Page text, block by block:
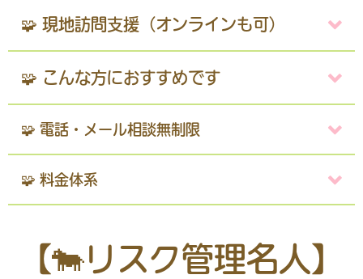
🧩 現地訪問支援（オンラインも可）
🧩 こんな方におすすめです
🧩 電話・メール相談無制限
🧩 料金体系
【🐄リスク管理名人】